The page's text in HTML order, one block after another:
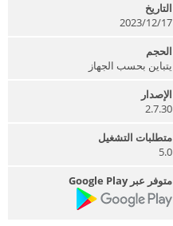
التاريخ
2023/12/17
الحجم
يتباين بحسب الجهاز
الإصدار
2.7.30
متطلبات التشغيل
5.0
متوفر عبر Google Play